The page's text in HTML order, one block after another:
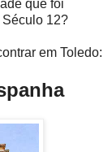
que foi
12?
em Toledo: